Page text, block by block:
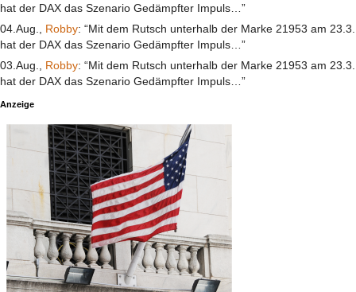
hat der DAX das Szenario Gedämpfter Impuls…”
04.Aug., Robby: “Mit dem Rutsch unterhalb der Marke 21953 am 23.3.
hat der DAX das Szenario Gedämpfter Impuls…”
03.Aug., Robby: “Mit dem Rutsch unterhalb der Marke 21953 am 23.3.
hat der DAX das Szenario Gedämpfter Impuls…”
Anzeige